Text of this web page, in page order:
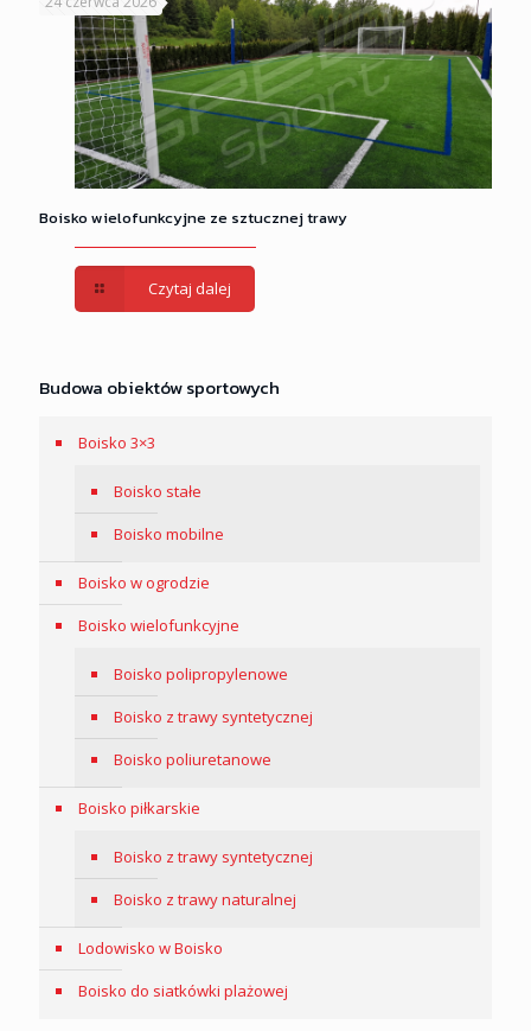
Boisko wielofunkcyjne ze sztucznej trawy
Czytaj dalej
Budowa obiektów sportowych
Boisko 3×3
Boisko stałe
Boisko mobilne
Boisko w ogrodzie
Boisko wielofunkcyjne
Boisko polipropylenowe
Boisko z trawy syntetycznej
Boisko poliuretanowe
Boisko piłkarskie
Boisko z trawy syntetycznej
Boisko z trawy naturalnej
Lodowisko w Boisko
Boisko do siatkówki plażowej